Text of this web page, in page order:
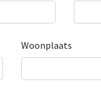
Woonplaats